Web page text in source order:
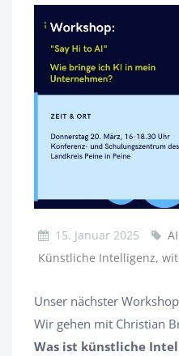
15. Januar 2025
Künstliche Intelligenz,
Unser nächster
Wir gehen mit Christian
Was ist künstliche